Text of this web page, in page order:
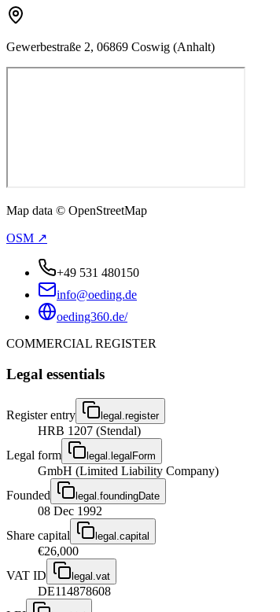
Gewerbestraße 2, 06869 Coswig (Anhalt)
Map data © OpenStreetMap
OSM ↗
+49 531 480150
info@oeding.de
oeding360.de/
COMMERCIAL REGISTER
Legal essentials
Register entry legal.register
HRB 1207 (Stendal)
Legal form
legal.legalForm
GmbH (Limited Liability Company)
Founded
legal.foundingDate
08 Dec 1992
Share capital
legal.capital
€26,000
VAT ID
legal.vat
DE114878608